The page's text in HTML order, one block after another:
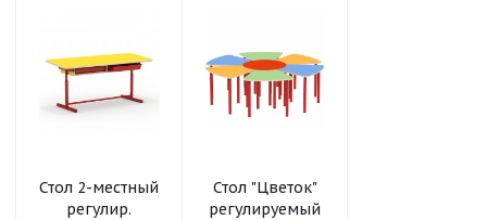
Стол 2-местный
регулир.
Стол "Цветок"
регулируемый